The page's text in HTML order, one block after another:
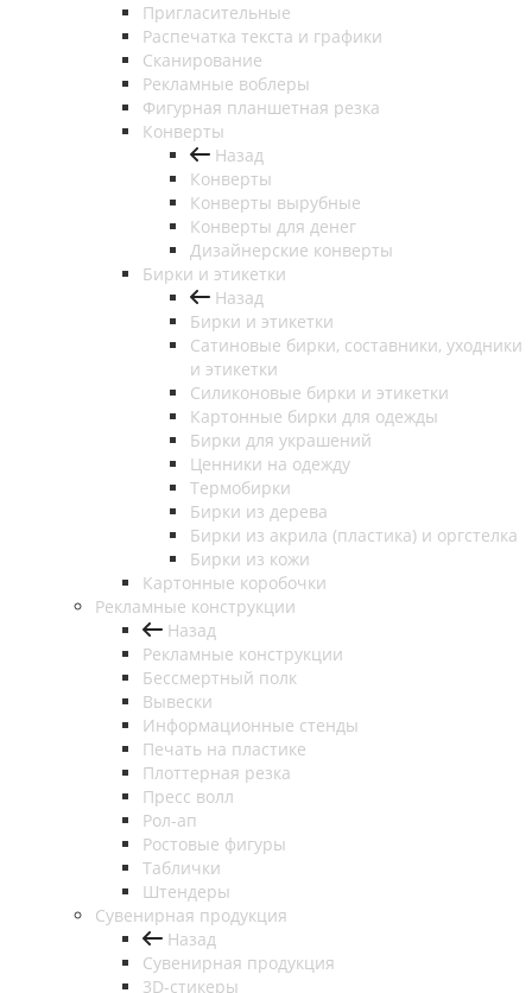
Пригласительные
Распечатка текста и графики
Сканирование
Рекламные воблеры
Фигурная планшетная резка
Конверты
Назад
Конверты
Конверты вырубные
Конверты для денег
Дизайнерские конверты
Бирки и этикетки
Назад
Бирки и этикетки
Сатиновые бирки, составники, уходники
и этикетки
Силиконовые бирки и этикетки
Картонные бирки для одежды
Бирки для украшений
Ценники на одежду
Термобирки
Бирки из дерева
Бирки из акрила (пластика) и оргстелка
Бирки из кожи
Картонные коробочки
Рекламные конструкции
Назад
Рекламные конструкции
Бессмертный полк
Вывески
Информационные стенды
Печать на пластике
Плоттерная резка
Пресс волл
Рол-ап
Ростовые фигуры
Таблички
Штендеры
Сувенирная продукция
Назад
Сувенирная продукция
3D-стикеры